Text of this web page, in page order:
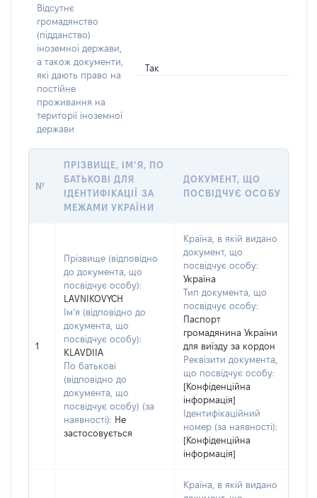
Відсутнє
громадянство
(підданство)
іноземної держави,
а також документи,
які дають право на
постійне
проживання на
території іноземної
держави
Так
№
ПРІЗВИЩЕ, ІМ’Я, ПО
БАТЬКОВІ ДЛЯ
ІДЕНТИФІКАЦІЇ ЗА
МЕЖАМИ УКРАЇНИ
ДОКУМЕНТ, ЩО
ПОСВІДЧУЄ ОСОБУ
1
Прізвище (відповідно
до документа, що
посвідчує особу):
LAVNIKOVYCH
Ім’я (відповідно до
документа, що
посвідчує особу):
KLAVDIIA
По батькові
(відповідно до
документа, що
посвідчує особу) (за
наявності): Не
застосовується
Країна, в якій видано
документ, що
посвідчує особу:
Україна
Тип документа, що
посвідчує особу:
Паспорт
громадянина України
для виїзду за кордон
Реквізити документа,
що посвідчує особу:
[Конфіденційна
інформація]
Ідентифікаційний
номер (за наявності):
[Конфіденційна
інформація]
Країна, в якій видано